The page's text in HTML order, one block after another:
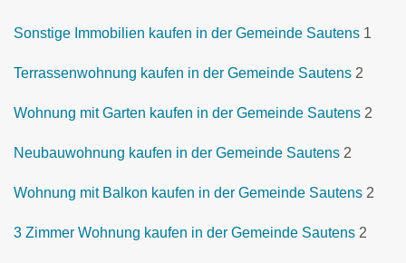
Sonstige Immobilien kaufen in der Gemeinde Sautens 1
Terrassenwohnung kaufen in der Gemeinde Sautens 2
Wohnung mit Garten kaufen in der Gemeinde Sautens 2
Neubauwohnung kaufen in der Gemeinde Sautens 2
Wohnung mit Balkon kaufen in der Gemeinde Sautens 2
3 Zimmer Wohnung kaufen in der Gemeinde Sautens 2